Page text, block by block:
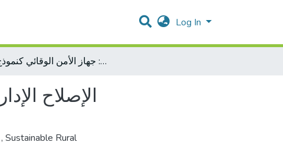
Log In
الإصلاح الإداري في قطاع الأمن الفلسطيني: جهاز الأمن الوقائي كنموذج
الإصلاح
, Sustainable Rural